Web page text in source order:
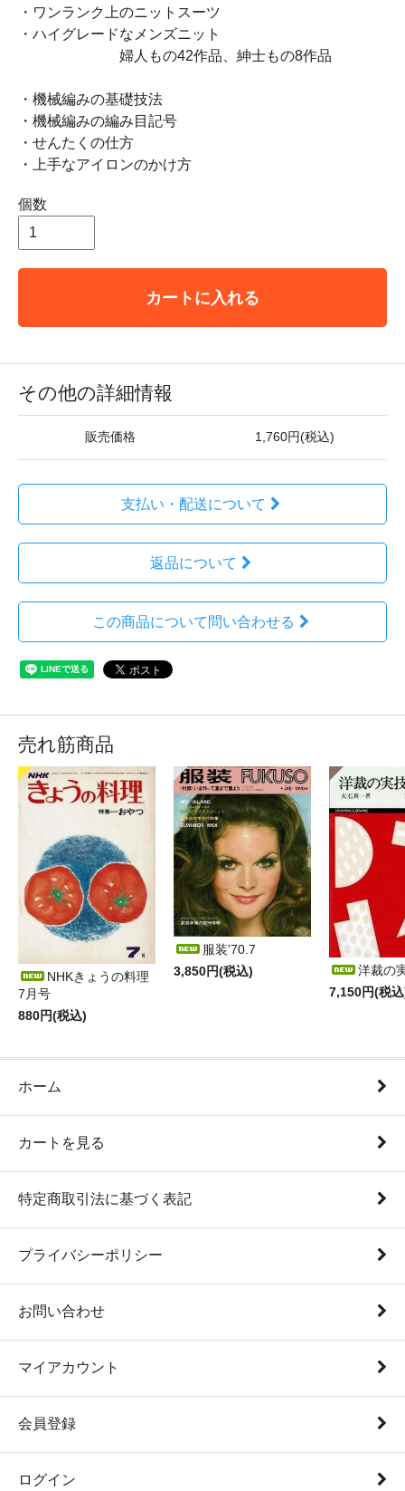
・ワンランク上のニットスーツ
・ハイグレードなメンズニット
婦人もの42作品、紳士もの8作品
・機械編みの基礎技法
・機械編みの編み目記号
・せんたくの仕方
・上手なアイロンのかけ方
個数
カートに入れる
その他の詳細情報
販売価格 1,760円(税込)
支払い・配送について
返品について
この商品について問い合わせる
売れ筋商品
NHKきょうの料理
7月号
880円(税込)
服装'70.7
3,850円(税込)
洋裁の
7,150円(税
ホーム
カートを見る
特定商取引法に基づく表記
プライバシーポリシー
お問い合わせ
マイアカウント
会員登録
ログイン